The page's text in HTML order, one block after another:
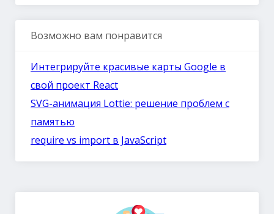
Возможно вам понравится
Интегрируйте красивые карты Google в
свой проект React
SVG-анимация Lottie: решение проблем с
памятью
require vs import в JavaScript